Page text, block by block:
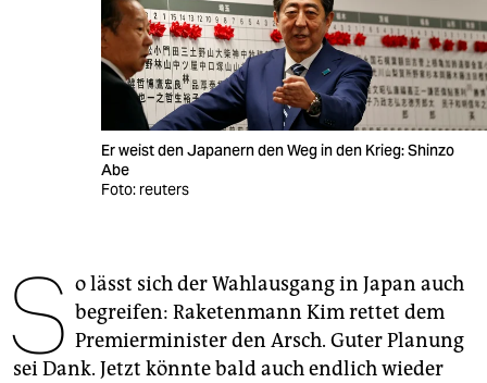
veranstaltungen
fragen & hilfe
genossenschaft
epaper login
Er weist den Japanern den Weg in den Krieg: Shinzo
Abe
Foto: reuters
S o lässt sich der Wahlausgang in Japan auch
begreifen: Raketenmann Kim rettet dem
Premierminister den Arsch. Guter Planung
sei Dank. Jetzt könnte bald auch endlich wieder